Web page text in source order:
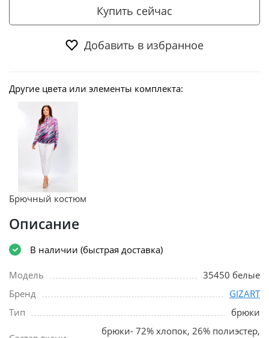
Купить сейчас
Добавить в избранное
Другие цвета или элементы комплекта:
Брючный костюм
Описание
В наличии (быстрая доставка)
Модель
35450 белые
Бренд
GIZART
Тип
брюки
брюки- 72% хлопок, 26% полиэстер,